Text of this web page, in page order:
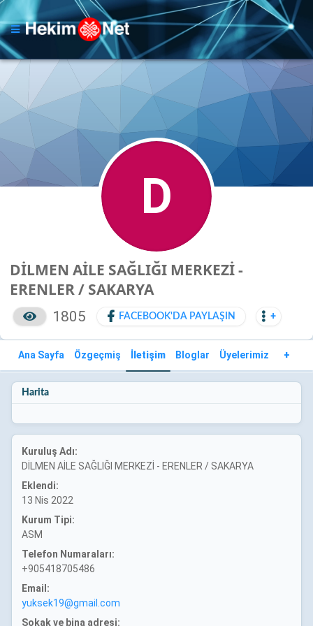
D
DİLMEN AİLE SAĞLIĞI MERKEZİ -
ERENLER / SAKARYA
1805 FACEBOOK'DA PAYLAŞIN +
Ana Sayfa Özgeçmiş İletişim Bloglar Üyelerimiz +
Harita
Kuruluş Adı:
DİLMEN AİLE SAĞLIĞI MERKEZİ - ERENLER / SAKARYA
Eklendi:
13 Nis 2022
Kurum Tipi:
ASM
Telefon Numaraları:
+905418705486
Email:
yuksek19@gmail.com
Sokak ve bina adresi: